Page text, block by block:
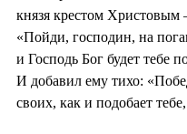
князя крестом Христовым
«Пойди, господин, на
и Господь Бог будет тебе
И добавил ему тихо:
своих, как и подобает